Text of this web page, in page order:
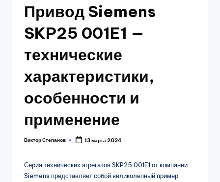
Привод Siemens
SKP25 001E1 —
технические
характеристики,
особенности и
применение
Posted
Виктор Степанов 13 марта 2024
Серия технических агрегатов SKP25.001E1 от компании
Siemens представляет собой великолепный пример